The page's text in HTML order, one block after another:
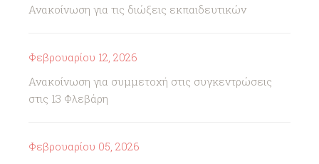
Ανακοίνωση για τις διώξεις εκπαιδευτικών
Φεβρουαρίου 12, 2026
Ανακοίνωση για συμμετοχή στις συγκεντρώσεις
στις 13 Φλεβάρη
Φεβρουαρίου 05, 2026